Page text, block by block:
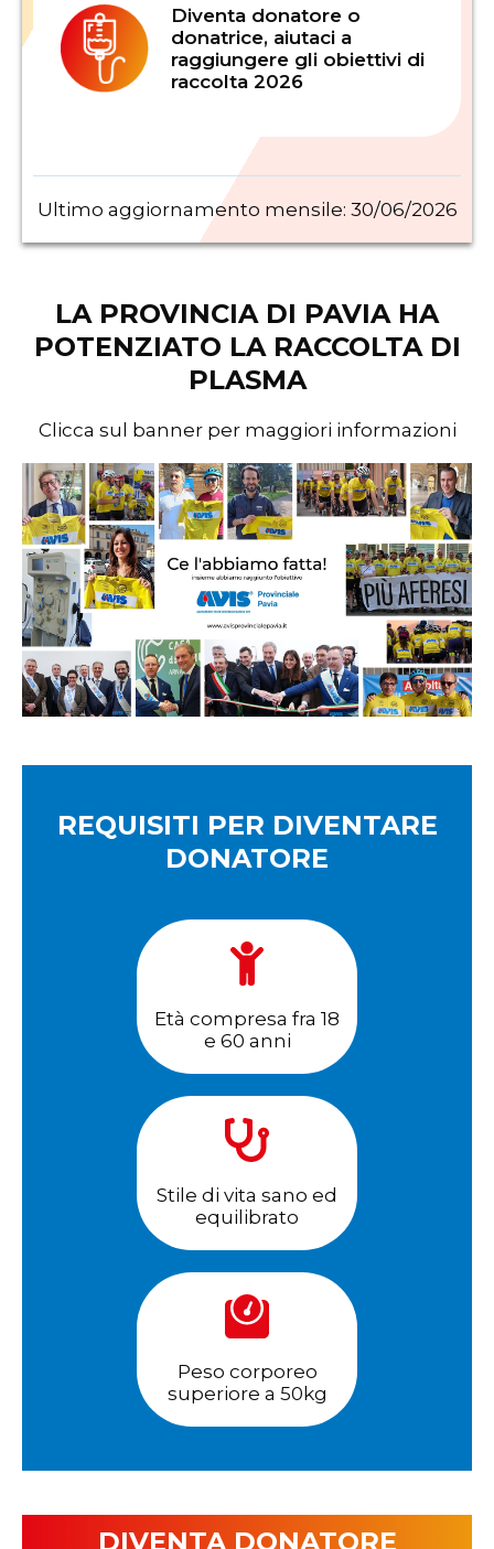
Diventa donatore o
donatrice, aiutaci a
raggiungere gli obiettivi di
raccolta 2026
Ultimo aggiornamento mensile: 30/06/2026
LA PROVINCIA DI PAVIA HA
POTENZIATO LA RACCOLTA DI
PLASMA
Clicca sul banner per maggiori informazioni
REQUISITI PER DIVENTARE
DONATORE
Età compresa fra 18
e 60 anni
Stile di vita sano ed
equilibrato
Peso corporeo
superiore a 50kg
DIVENTA DONATORE